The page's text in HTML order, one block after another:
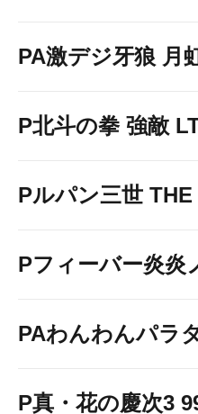
PA激デジ牙狼 月
P北斗の拳 強敵
Pルパン三世
Pフィーバー炎炎
PAわんわんパラ
P真・花の慶次3